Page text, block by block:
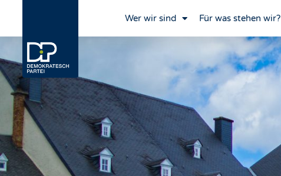
Wer wir sind Für was stehen wir?